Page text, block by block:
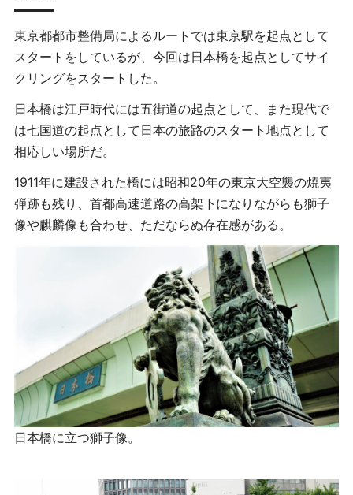
東京都都市整備局によるルートでは東京駅を起点として
スタートをしているが、今回は日本橋を起点としてサイ
クリングをスタートした。
日本橋は江戸時代には五街道の起点として、また現代で
は七国道の起点として日本の旅路のスタート地点として
相応しい場所だ。
1911年に建設された橋には昭和20年の東京大空襲の焼夷
弾跡も残り、首都高速道路の高架下になりながらも獅子
像や麒麟像も合わせ、ただならぬ存在感がある。
日本橋に立つ獅子像。